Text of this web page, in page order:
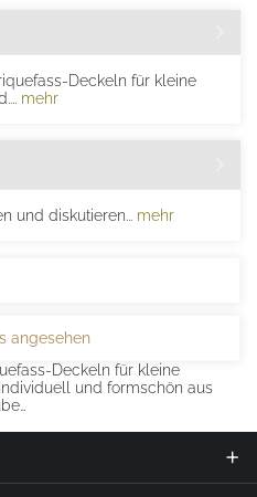
Deckeln für kleine
mehr
und diskutieren... mehr
angesehen
Deckeln für kleine
und formschön aus